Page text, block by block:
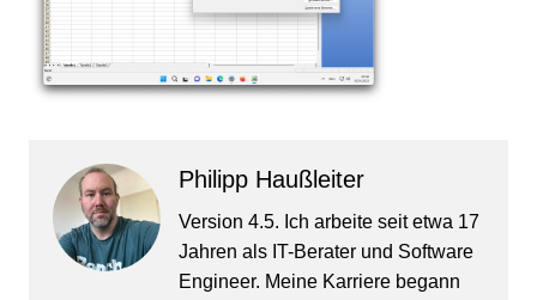
Philipp Haußleiter
Version 4.5. Ich arbeite seit etwa 17
Jahren als IT-Berater und Software
Engineer. Meine Karriere begann